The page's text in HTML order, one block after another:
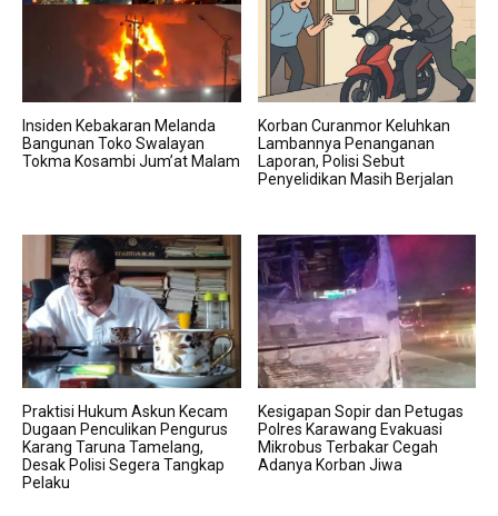
Insiden Kebakaran Melanda
Bangunan Toko Swalayan
Tokma Kosambi Jum’at Malam
Korban Curanmor Keluhkan
Lambannya Penanganan
Laporan, Polisi Sebut
Penyelidikan Masih Berjalan
Praktisi Hukum Askun Kecam
Dugaan Penculikan Pengurus
Karang Taruna Tamelang,
Desak Polisi Segera Tangkap
Pelaku
Kesigapan Sopir dan Petugas
Polres Karawang Evakuasi
Mikrobus Terbakar Cegah
Adanya Korban Jiwa